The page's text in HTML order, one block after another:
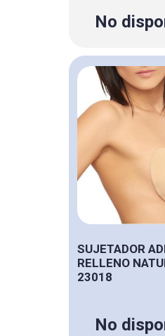
No
SUJETADOR
RELLENO
23018
No